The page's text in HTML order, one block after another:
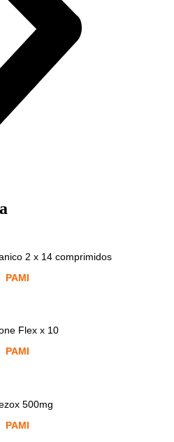
2 x 14 comprimidos
PAMI
Flex x 10
PAMI
500mg
PAMI